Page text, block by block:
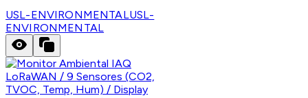
USL-ENVIRONMENTALUSL-
ENVIRONMENTAL